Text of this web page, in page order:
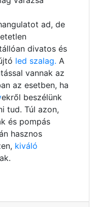
ad, de
divatos és
led szalag. A
vannak az
az esetben, ha
ekről beszélünk
tud. Túl azon,
és pompás
hasznos
kiváló